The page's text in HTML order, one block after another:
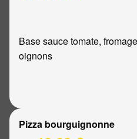
Base sauce tomate,
oignons
Pizza bourguignonne